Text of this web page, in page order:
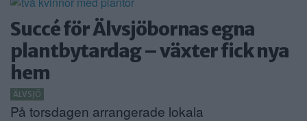
Succé för Älvsjöbornas egna
plantbytardag – växter fick nya
hem
ÄLVSJÖ
På torsdagen arrangerade lokala